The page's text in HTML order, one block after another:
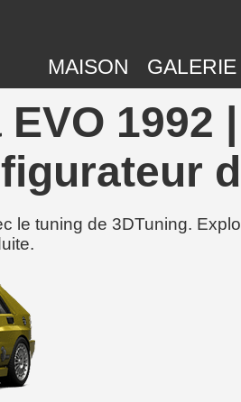
MAISON GALERIE
1992
le tuning de 3DTuning.